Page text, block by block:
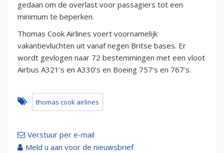
gedaan om de overlast voor passagiers tot een
minimum te beperken.
Thomas Cook Airlines voert voornamelijk
vakantievluchten uit vanaf negen Britse bases. Er
wordt gevlogen naar 72 bestemmingen met een vloot
Airbus A321’s en A330’s en Boeing 757’s en 767’s.
thomas cook airlines
Verstuur per e-mail
Meld u aan voor de nieuwsbrief